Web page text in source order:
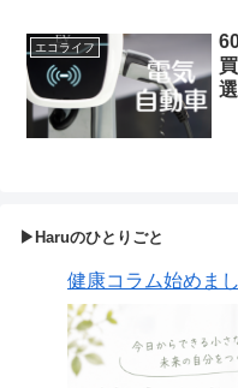
エコライフ
▶Haruのひとりごと
健康コラム始めまし